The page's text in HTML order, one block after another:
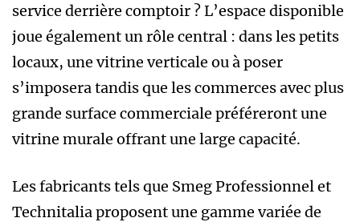
service derrière comptoir ? L’espace disponible
joue également un rôle central : dans les petits
locaux, une vitrine verticale ou à poser
s’imposera tandis que les commerces avec plus
grande surface commerciale préféreront une
vitrine murale offrant une large capacité.
Les fabricants tels que Smeg Professionnel et
Technitalia proposent une gamme variée de